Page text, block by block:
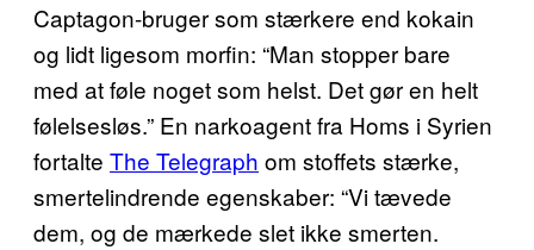
Captagon-bruger som stærkere end kokain
og lidt ligesom morfin: “Man stopper bare
med at føle noget som helst. Det gør en helt
følelsesløs.” En narkoagent fra Homs i Syrien
fortalte The Telegraph om stoffets stærke,
smertelindrende egenskaber: “Vi tævede
dem, og de mærkede slet ikke smerten.